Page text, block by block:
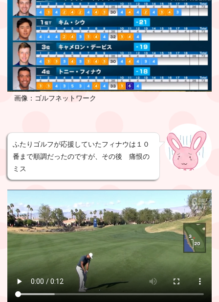
画像：ゴルフネットワーク
ふたりゴルフが応援していたフィナウは１０
番まで順調だったのですが、その後 痛恨の
ミス